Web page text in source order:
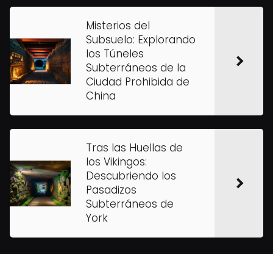
Misterios del
Subsuelo: Explorando
los Túneles
Subterráneos de la
Ciudad Prohibida de
China
Tras las Huellas de
los Vikingos:
Descubriendo los
Pasadizos
Subterráneos de
York